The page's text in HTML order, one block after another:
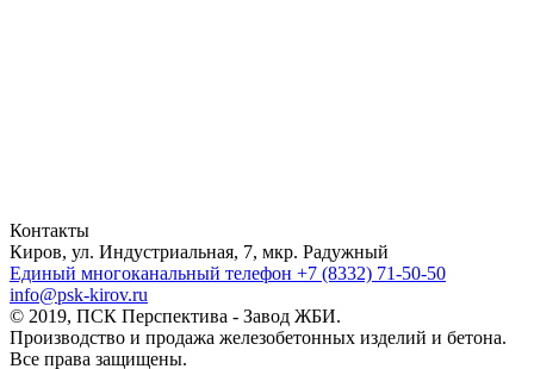
Контакты
Киров, ул. Индустриальная, 7, мкр. Радужный
Единый многоканальный телефон +7 (8332) 71-50-50
info@psk-kirov.ru
© 2019, ПСК Перспектива - Завод ЖБИ.
Производство и продажа железобетонных изделий и бетона.
Все права защищены.